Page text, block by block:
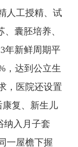
人工授精、试
囊胚培养、
年新鲜周期平
，达到公立生
，医院还设置
复、新生儿
纳入月子套
一屋檐下握